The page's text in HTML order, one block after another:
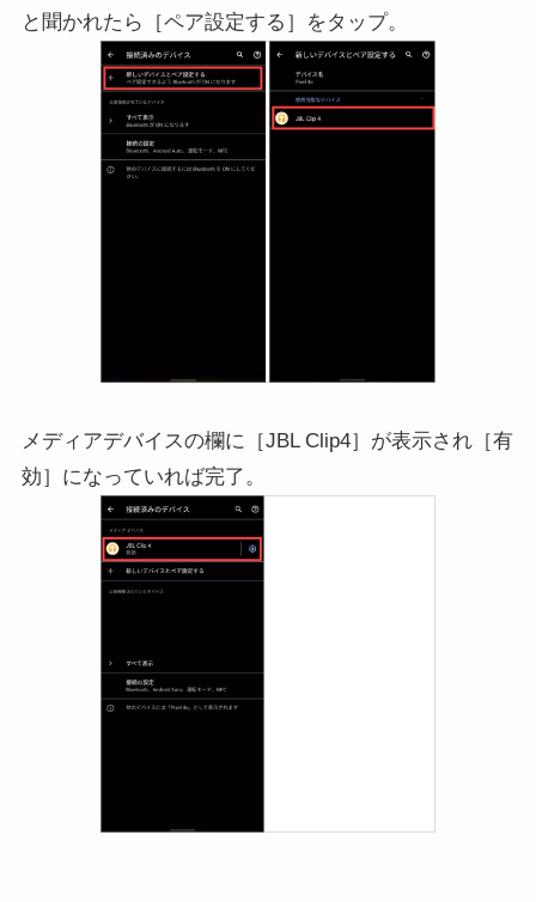
と聞かれたら［ペア設定する］をタップ。
メディアデバイスの欄に［JBL Clip4］が表示され［有
効］になっていれば完了。